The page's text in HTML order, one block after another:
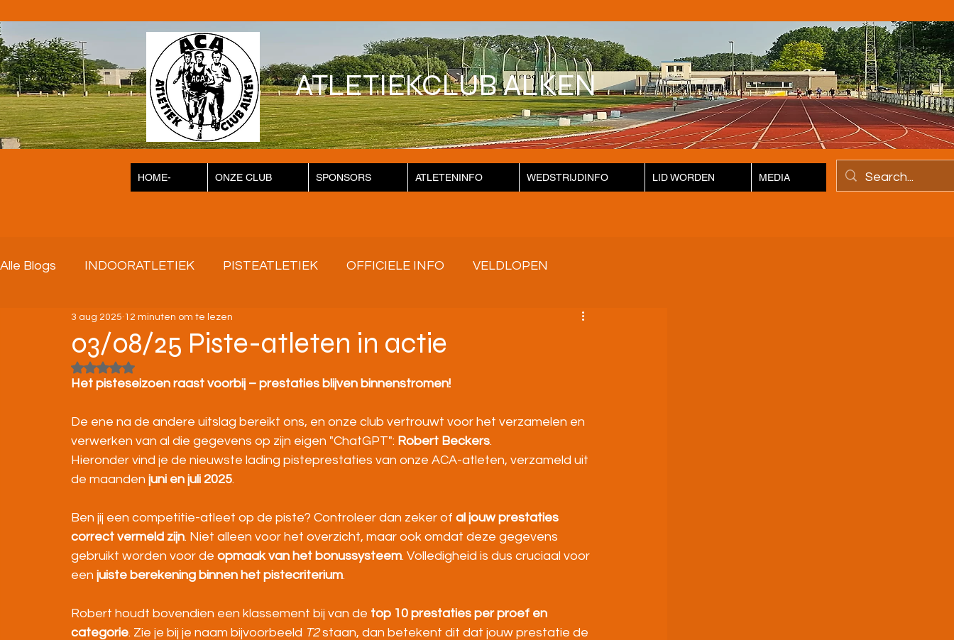
ATLETIEKCLUB ALKEN
HOME- ONZE CLUB SPONSORS ATLETENINFO WEDSTRIJDINFO LID WORDEN MEDIA
Alle Blogs INDOORATLETIEK PISTEATLETIEK OFFICIELE INFO VELDLOPEN
STRATENLOPEN JEUGD/ONDERBOUW
KAMPIOENSCHAPPEN
03/08/25 Piste-atleten in actie
3 aug 2025 12 minuten om te lezen
Beoordeeld met NaN uit 5 sterren.
Het pisteseizoen raast voorbij – prestaties blijven binnenstromen!
De ene na de andere uitslag bereikt ons, en onze club vertrouwt voor het verzamelen en
verwerken van al die gegevens op zijn eigen "ChatGPT": Robert Beckers.
Hieronder vind je de nieuwste lading pisteprestaties van onze ACA-atleten, verzameld uit
de maanden juni en juli 2025.
Ben jij een competitie-atleet op de piste? Controleer dan zeker of al jouw prestaties
correct vermeld zijn. Niet alleen voor het overzicht, maar ook omdat deze gegevens
gebruikt worden voor de opmaak van het bonussysteem. Volledigheid is dus cruciaal voor
een juiste berekening binnen het pistecriterium.
Robert houdt bovendien een klassement bij van de top 10 prestaties per proef en
categorie. Zie je bij je naam bijvoorbeeld T2 staan, dan betekent dit dat jouw prestatie de